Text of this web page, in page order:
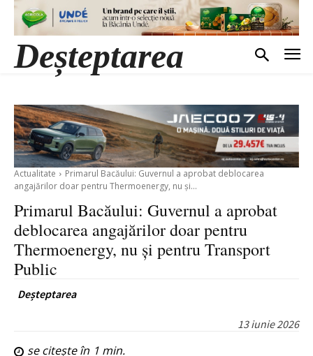
Deșteptarea
Actualitate
Primarul Bacăului: Guvernul a aprobat deblocarea
angajărilor doar pentru Thermoenergy, nu și...
Primarul Bacăului: Guvernul a aprobat
deblocarea angajărilor doar pentru
Thermoenergy, nu și pentru Transport
Public
Deșteptarea
13 iunie 2026
se citește în 1 min.